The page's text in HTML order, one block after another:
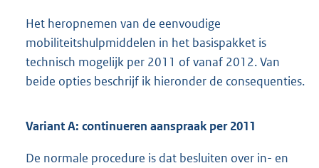
Het heropnemen van de eenvoudige
mobiliteitshulpmiddelen in het basispakket is
technisch mogelijk per 2011 of vanaf 2012. Van
beide opties beschrijf ik hieronder de consequenties.
Variant A: continueren aanspraak per 2011
De normale procedure is dat besluiten over in- en